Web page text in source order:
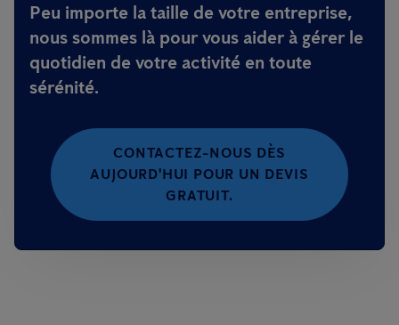
Peu importe la taille de votre entreprise,
nous sommes là pour vous aider à gérer le
quotidien de votre activité en toute
sérénité.
CONTACTEZ-NOUS DÈS
AUJOURD'HUI POUR UN DEVIS
GRATUIT.